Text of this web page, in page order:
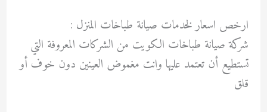
ارخص اسعار لخدمات صيانة طباخات المنزل :
شركة صيانة طباخات الكويت من الشركات المعروفة التي
تستطيع أن تعتمد عليها وانت مغموض العينين دون خوف أو
قلق